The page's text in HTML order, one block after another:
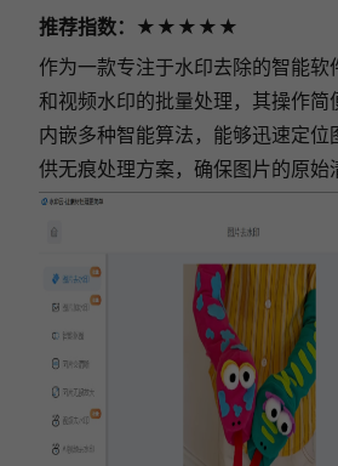
推荐指数：★★★★★
作为一款专注于水印去除的智能软
和视频水印的批量处理，其操作简
内嵌多种智能算法，能够迅速定位
供无痕处理方案，确保图片的原始